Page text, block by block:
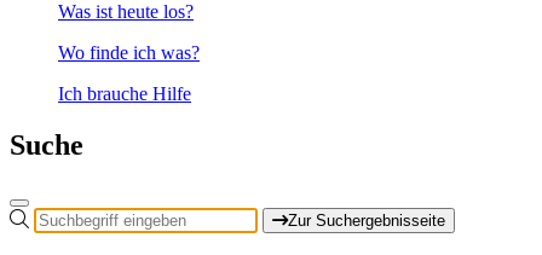
Was ist heute los?
Wo finde ich was?
Ich brauche Hilfe
Suche
Zur Suchergebnisseite